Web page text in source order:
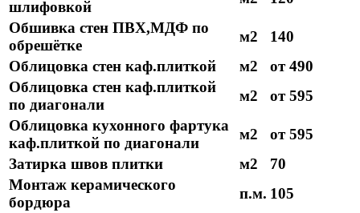
шлифовкой
Обшивка стен ПВХ,МДФ по
обрешётке
м2
140
Облицовка стен каф.плиткой
м2
от 490
Облицовка стен каф.плиткой
по диагонали
м2
от 595
Облицовка кухонного фартука
каф.плиткой по диагонали
м2
от 595
Затирка швов плитки
м2
70
Монтаж керамического
бордюра
п.м. 105